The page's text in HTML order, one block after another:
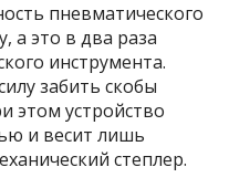
пневматического
а это в два раза
инструмента.
забить скобы
этом устройство
и весит лишь
степлер.